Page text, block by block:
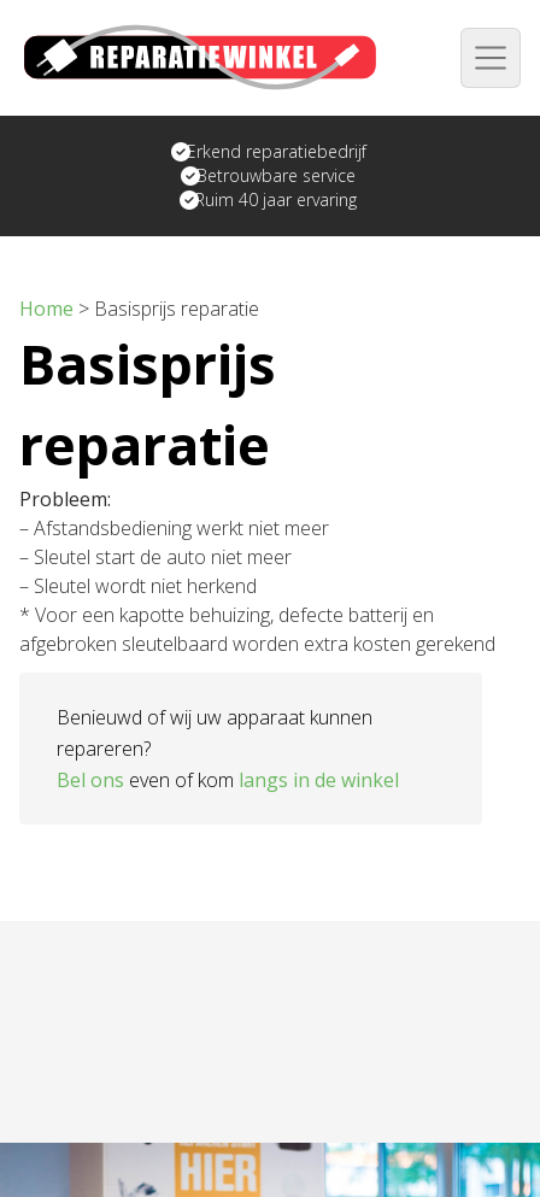
Erkend reparatiebedrijf
Betrouwbare service
Ruim 40 jaar ervaring
Home > Basisprijs reparatie
Basisprijs
reparatie
Probleem:
– Afstandsbediening werkt niet meer
– Sleutel start de auto niet meer
– Sleutel wordt niet herkend
* Voor een kapotte behuizing, defecte batterij en
afgebroken sleutelbaard worden extra kosten gerekend
Benieuwd of wij uw apparaat kunnen
repareren?
Bel ons even of kom langs in de winkel